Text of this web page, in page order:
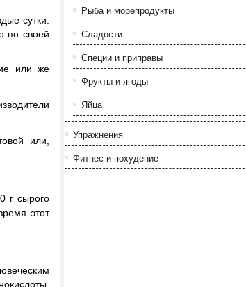
сутки.
по своей
или же
или,
г сырого
этот
Рыба и морепродукты
Сладости
Специи и приправы
Фрукты и ягоды
Яйца
Упражнения
Фитнес и похудение